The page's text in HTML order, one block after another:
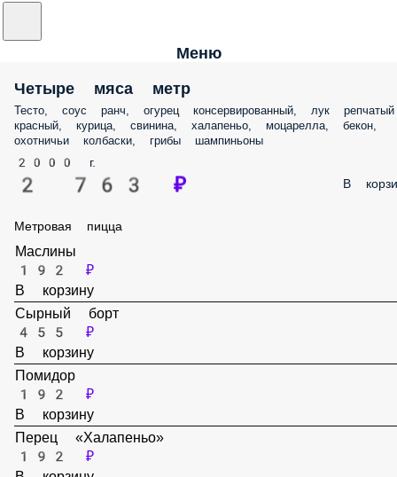
Меню
Четыре мяса метр
Тесто, соус ранч, огурец консервированный, лук репчатый
красный, курица, свинина, халапеньо, моцарелла, бекон,
охотничьи колбаски, грибы шампиньоны
2000 г.
2 763 ₽ В
Метровая пицца
Маслины
192 ₽
В корзину
Сырный борт
455 ₽
В корзину
Помидор
192 ₽
В корзину